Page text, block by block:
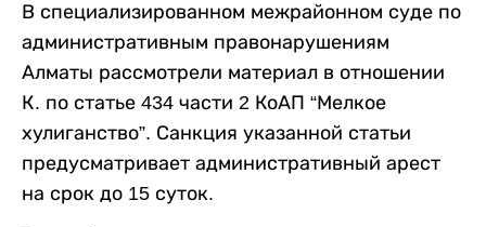
В специализированном межрайонном суде по
административным правонарушениям
Алматы рассмотрели материал в отношении
К. по статье 434 части 2 КоАП “Мелкое
хулиганство”. Санкция указанной статьи
предусматривает административный арест
на срок до 15 суток.